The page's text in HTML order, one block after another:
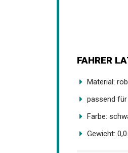
FAHRER
Material:
passend
Farbe:
Gewicht: